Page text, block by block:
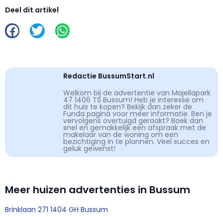
Deel dit artikel
Redactie BussumStart.nl
Welkom bij de advertentie van Majellapark
47 1406 TS Bussum! Heb je interesse om
dit huis te kopen? Bekijk dan zeker de
Funda pagina voor meer informatie. Ben je
vervolgens overtuigd geraakt? Boek dan
snel en gemakkelijk een afspraak met de
makelaar van de woning om een
bezichtiging in te plannen. Veel succes en
geluk gewenst!
Meer huizen advertenties in Bussum
Brinklaan 271 1404 GH Bussum